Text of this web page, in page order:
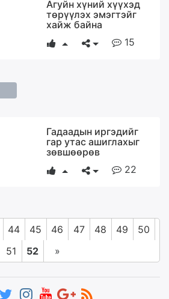
Агуйн хүний хүүхэд
төрүүлэх эмэгтэйг
хайж байна
15
Гадаадын иргэдийг
гар утас ашиглахыг
зөвшөөрөв
22
44 45 46 47 48 49
50
51
52 »